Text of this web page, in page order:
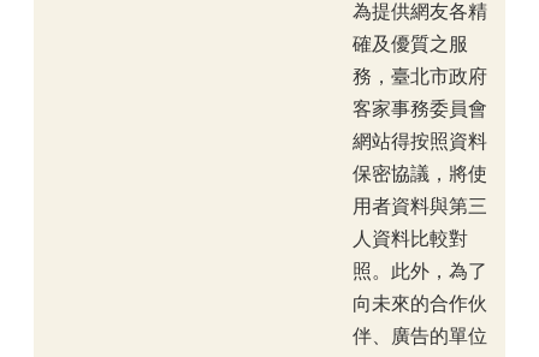
為提供網友各精
確及優質之服
務，臺北市政府
客家事務委員會
網站得按照資料
保密協議，將使
用者資料與第三
人資料比較對
照。此外，為了
向未來的合作伙
伴、廣告的單位